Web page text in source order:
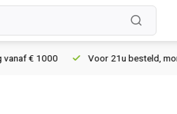
Voor 21u besteld, morgen in huis*